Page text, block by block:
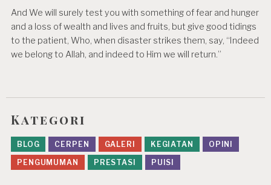
And We will surely test you with something of fear and hunger
and a loss of wealth and lives and fruits, but give good tidings
to the patient, Who, when disaster strikes them, say, “Indeed
we belong to Allah, and indeed to Him we will return.”
Kategori
BLOG CERPEN GALERI KEGIATAN
OPINI
PENGUMUMAN
PRESTASI PUISI